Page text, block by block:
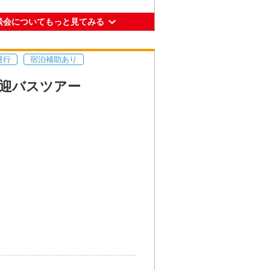
4-27-1
ら地下街が直結。
を考える人、留学生など、来
パイラルタワーズ
会についてもっと見てみる
行 宿泊補助あり
バスツアー